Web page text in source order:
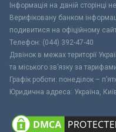
Інформація на даній сторінці
Верифіковану банком
подивитися на офіційному
Телефон: (044) 392-47-40
Дзвінок в межах території
та міського зв’язку за
Графік роботи: понеділок –
Юридична адреса: Україна,